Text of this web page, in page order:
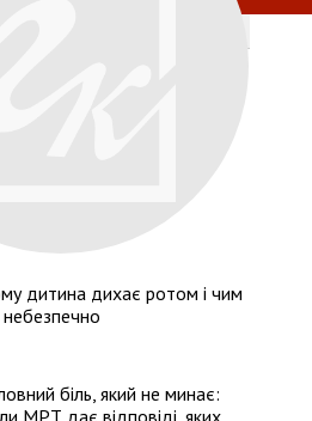
дитина дихає ротом і чим
біль, який не минає:
МРТ дає відповіді, яких